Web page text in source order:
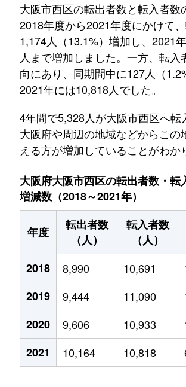
大阪市西区の転出者数と転入者数
2018年度から2021年度にかけて
1,174人（13.1%）増加し、2021
人まで増加しました。一方、転入
向にあり、同期間中に127人（
2021年には10,818人でした。
4年間で5,328人が大阪市西区へ転
大阪府や周辺の地域などからこの
える方が増加していることがわか
大阪府大阪市西区の転出者数・転
増減数（2018～2021年）
年度
転出者数
（人）
転入者数
（人）
2018
8,990 10,691
2019
9,444 11,090
2020
9,606 10,933
2021
10,164 10,818